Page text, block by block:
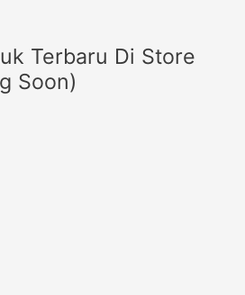
Terbaru Di Store
Soon)